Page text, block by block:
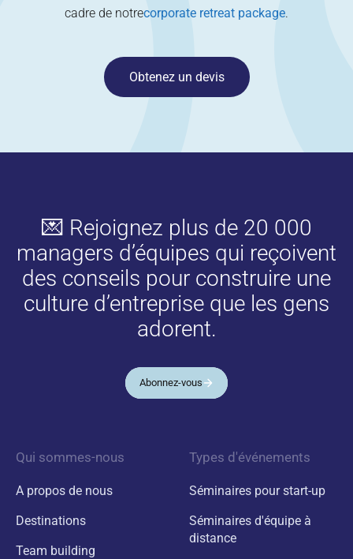
cadre de notrecorporate retreat package.
Obtenez un devis
💌 Rejoignez plus de 20 000
managers d’équipes qui reçoivent
des conseils pour construire une
culture d’entreprise que les gens
adorent.
Abonnez-vous
Qui sommes-nous
A propos de nous
Destinations
Team building
Types d'événements
Séminaires pour start-up
Séminaires d'équipe à
distance